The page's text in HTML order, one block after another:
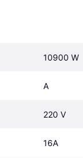
10900 W
A
220 V
16A